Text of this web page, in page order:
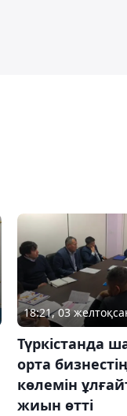
18:21, 03
Түркістанда
орта
көлемін
жиын өтті